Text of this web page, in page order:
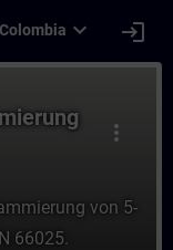
Colombia expand_more login
more_vert
von 5-
66025.